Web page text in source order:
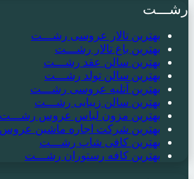
رشـــت
بهترین تالار عروسی رشـــت
بهترین باغ تالار رشـــت
بهترین سالن عقد رشـــت
بهترین سالن تولد رشـــت
بهترین آتلیه عروسی رشـــت
بهترین سالن زیبایی رشـــت
بهترین مزون لباس عروس رشـــت
بهترین شرکت اجاره ماشین
بهترین کافی شاپ رشـــت
بهترین کافه رستوران رشـــت